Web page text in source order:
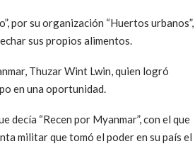
por su organización “Huertos urbanos”,
sus propios alimentos.
Thuzar Wint Lwin, quien logró
en una oportunidad.
decía “Recen por Myanmar”, con el que
militar que tomó el poder en su país el